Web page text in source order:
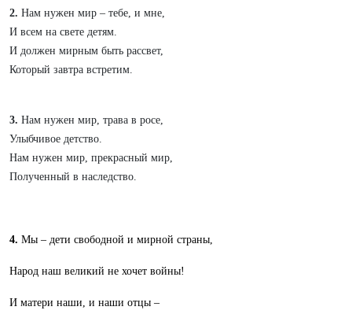
2. Нам нужен мир – тебе, и мне,
И всем на свете детям.
И должен мирным быть рассвет,
Который завтра встретим.
3. Нам нужен мир, трава в росе,
Улыбчивое детство.
Нам нужен мир, прекрасный мир,
Полученный в наследство.
4. Мы – дети свободной и мирной страны,
Народ наш великий не хочет войны!
И матери наши, и наши отцы –